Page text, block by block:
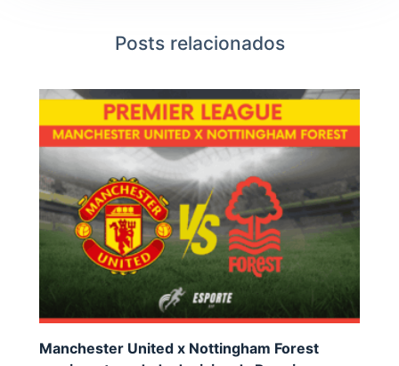
Posts relacionados
Manchester United x Nottingham Forest